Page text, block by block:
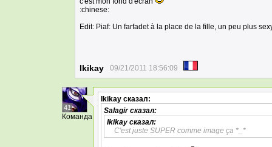
:chinese:
Edit: Piaf: Un farfadet à la place de la fille, un peu plus
Ikikay 09/21/2011 18:56:09
41
Команда
Ikikay сказал:
Salagirсказал:
Ikikay сказал:
C'est juste SUPER comme image ça *_*